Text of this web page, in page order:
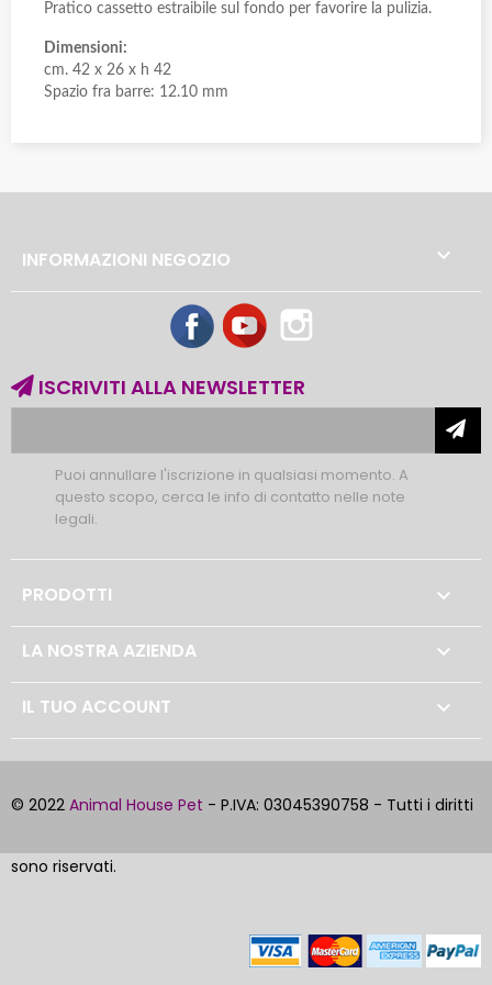
Pratico cassetto estraibile sul fondo per favorire la pulizia.
Dimensioni:
cm. 42 x 26 x h 42
Spazio fra barre: 12.10 mm
INFORMAZIONI NEGOZIO 
FacebookYouTube
ISCRIVITI ALLA NEWSLETTER
Puoi annullare l'iscrizione in qualsiasi momento. A
questo scopo, cerca le info di contatto nelle note
legali.
PRODOTTI 
LA NOSTRA AZIENDA 
IL TUO ACCOUNT 
© 2022 Animal House Pet - P.IVA: 03045390758 - Tutti i diritti
sono riservati.